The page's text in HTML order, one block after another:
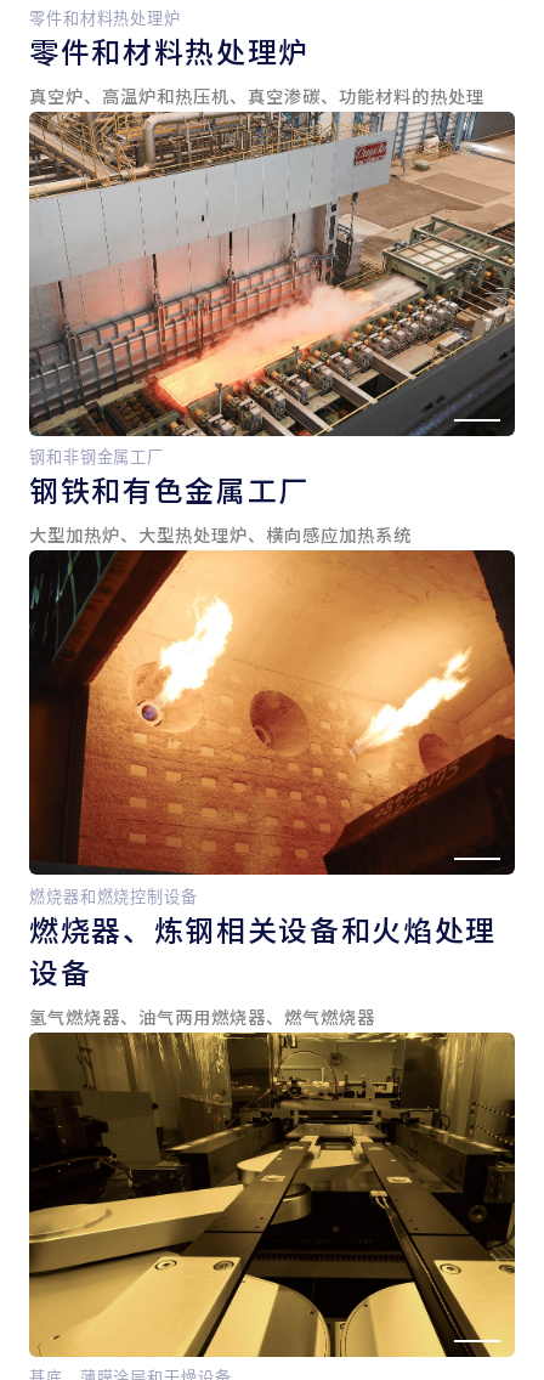
零件和材料热处理炉
零件和材料热处理炉
真空炉、高温炉和热压机、真空渗碳、功能材料的热处理
钢和非钢金属工厂
钢铁和有色金属工厂
大型加热炉、大型热处理炉、横向感应加热系统
燃烧器和燃烧控制设备
燃烧器、 炼钢相关设备和火焰处理
设备
氢气燃烧器、油气两用燃烧器、燃气燃烧器